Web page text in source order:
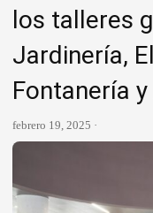
los talleres
Jardinería,
Fontanería
febrero 19, 2025 ·